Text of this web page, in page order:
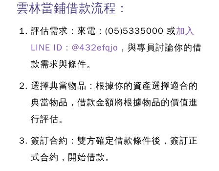
雲林當鋪借款流程：
評估需求： 來電： (05)5335000 或加入
LINE ID：@432efqjo ，與專員討論你的借
款需求與條件。
選擇典當物品： 根據你的資產選擇適合的
典當物品，借款金額將根據物品的價值進
行評估。
簽訂合約： 雙方確定借款條件後，簽訂正
式合約，開始借款。